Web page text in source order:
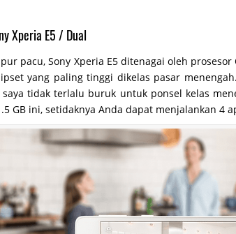
Xperia E5 / Dual
pacu, Sony Xperia E5 ditenagai oleh
yang paling tinggi dikelas pasar
tidak terlalu buruk untuk ponsel kelas
GB ini, setidaknya Anda dapat menjalankan 4